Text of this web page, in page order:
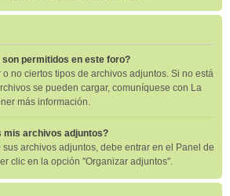
permitidos en este foro?
no ciertos tipos de archivos adjuntos. Si no está
se pueden cargar, comuníquese con La
más información.
mis archivos adjuntos?
sus archivos adjuntos, debe entrar en el Panel de
clic en la opción "Organizar adjuntos".